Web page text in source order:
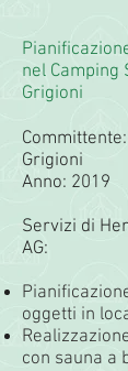
nel Camping
Grigioni
Grigioni
Anno: 2019
Servizi di
AG:
oggetti in
con sauna a